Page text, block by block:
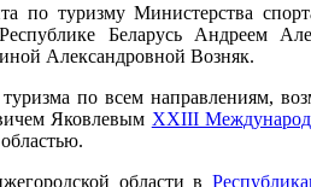
по туризму Министерства
Беларусь Андреем
Александровной Возняк.
по всем направлениям,
Яковлевым XXIII
области в